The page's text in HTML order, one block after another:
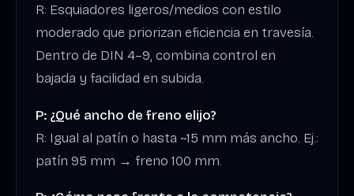
R: Esquiadores ligeros/medios con estilo
moderado que priorizan eficiencia en travesía.
Dentro de DIN 4–9, combina control en
bajada y facilidad en subida.
P: ¿Qué ancho de freno elijo?
R: Igual al patín o hasta ~15 mm más ancho. Ej.:
patín 95 mm → freno 100 mm.